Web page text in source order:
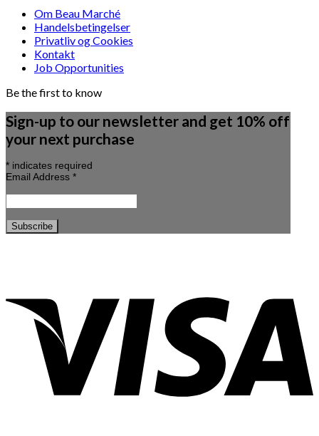
Om Beau Marché
Handelsbetingelser
Privatliv og Cookies
Kontakt
Job Opportunities
Be the first to know
Sign-up to our newsletter and get 10% off
your next purchase
* indicates required
Email Address *